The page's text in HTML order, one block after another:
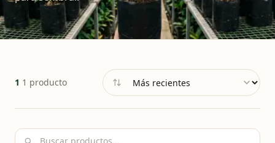
1 1 producto
Ordenar por